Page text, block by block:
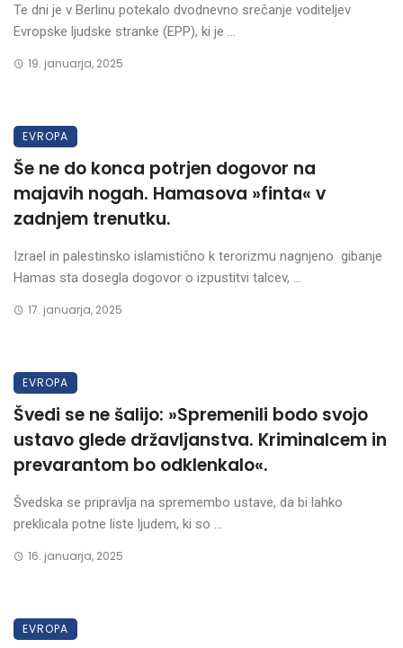
Te dni je v Berlinu potekalo dvodnevno srečanje voditeljev
Evropske ljudske stranke (EPP), ki je ...
19. januarja, 2025
EVROPA
Še ne do konca potrjen dogovor na
majavih nogah. Hamasova »finta« v
zadnjem trenutku.
Izrael in palestinsko islamistično k terorizmu nagnjeno gibanje
Hamas sta dosegla dogovor o izpustitvi talcev, ...
17. januarja, 2025
EVROPA
Švedi se ne šalijo: »Spremenili bodo svojo
ustavo glede državljanstva. Kriminalcem in
prevarantom bo odklenkalo«.
Švedska se pripravlja na spremembo ustave, da bi lahko
preklicala potne liste ljudem, ki so ...
16. januarja, 2025
EVROPA